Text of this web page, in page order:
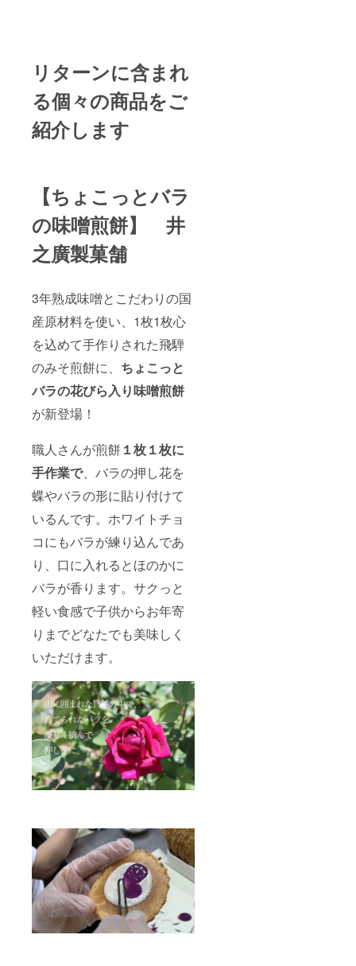
リターンに含まれ
る個々の商品をご
紹介します
【ちょこっとバラ
の味噌煎餅】 井
之廣製菓舗
3年熟成味噌とこだわりの国
産原材料を使い、1枚1枚心
を込めて手作りされた飛騨
のみそ煎餅に、 ちょこっと
バラの花びら入り味噌煎餅
が新登場！
職人さんが煎餅１枚１枚に
手作業で、バラの押し花を
蝶やバラの形に貼り付けて
いるんです。ホワイトチョ
コにもバラが練り込んであ
り、口に入れるとほのかに
バラが香ります。サクっと
軽い食感で子供からお年寄
りまでどなたでも美味しく
いただけます。